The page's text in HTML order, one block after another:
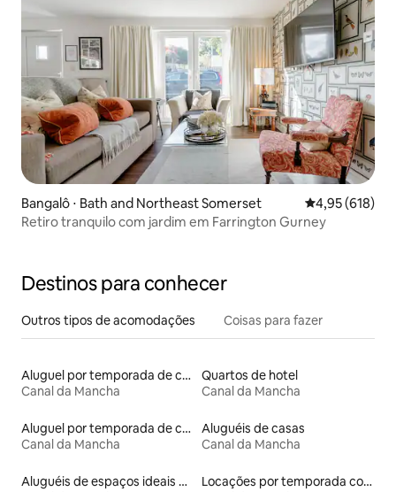
Bangalô ⋅ Bath and Northeast Somerset 4,95 de uma
4,95 (618)
Retiro tranquilo com jardim em Farrington Gurney
Destinos para conhecer
Outros tipos de acomodações Coisas para fazer
Aluguel por temporada de casas arredondadas
Canal da Mancha
Quartos de hotel
Canal da Mancha
Aluguel por temporada de castelos
Canal da Mancha
Aluguéis de casas
Canal da Mancha
Aluguéis de espaços ideais para famílias
Locações por temporada com piscina